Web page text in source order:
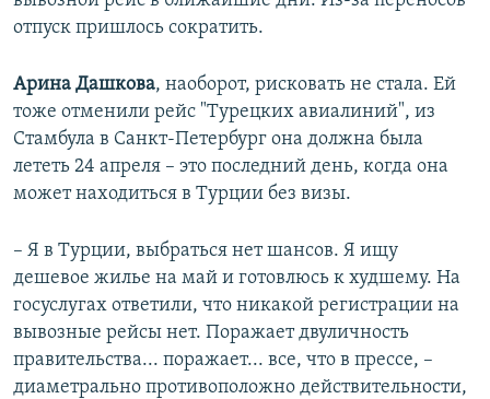
отпуск пришлось сократить.
Арина Дашкова, наоборот, рисковать не стала. Ей
тоже отменили рейс "Турецких авиалиний", из
Стамбула в Санкт-Петербург она должна была
лететь 24 апреля – это последний день, когда она
может находиться в Турции без визы.
– Я в Турции, выбраться нет шансов. Я ищу
дешевое жилье на май и готовлюсь к худшему. На
госуслугах ответили, что никакой регистрации на
вывозные рейсы нет. Поражает двуличность
правительства... поражает... все, что в прессе, –
диаметрально противоположно действительности,